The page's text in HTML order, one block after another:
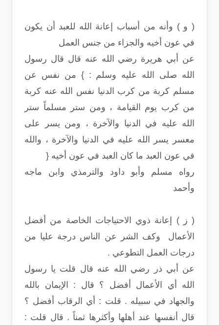
( و ) وأنه من أسباب إعانة الله للعبد أن يكون
في عون أخيه والجزاء من جنس العمل
عن أبي هريرة رضي الله عنه قال قال رسول
الله صلى الله عليه وسلم : } من نفس عن
مسلم كربة من كرب الدنيا نفس الله عنه كربة
من كرب يوم القيامة ، ومن ستر مسلماً ستر
الله عليه في الدنيا والآخرة ، ومن يسر على
معسر يسر الله عليه في الدنيا والآخرة ، والله
في عون العبد ما كان العبد في عون أخيه {
رواه مسلم وأبو داود والترمذي وابن ماجه
وأحمد
( ز ) إعانة ذوي الاحتياجات الخاصة من أفضل
الأعمال وكف الشر عن الناس درجة عليا من
درجات العمل التطوعي .
عن أبي ذر رضي الله عنه قال قلت يا رسول
الله أي الأعمال أفضل ؟ قال : الإيمان بالله
والجهاد في سبيله . قلت : أي الرقاب أفضل ؟
قال أنفسها عند أهلها وأكثرها ثمناً . قال قلت :